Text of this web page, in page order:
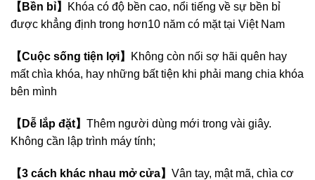
【Bền bỉ】
Khóa có độ bền cao, nổi tiếng về sự bền bỉ
được khẳng định trong hơn10 năm có mặt tại Việt Nam
【Cuộc sống tiện lợi】
Không còn nối sợ hãi quên hay
mất chìa khóa, hay những bất tiện khi phải mang chia khóa
bên mình
【Dễ lắp đặt】 Thêm người dùng mới trong vài giây.
Không cần lập trình máy tính;
【3 cách khác nhau mở cửa】 Vân tay, mật mã, chìa cơ